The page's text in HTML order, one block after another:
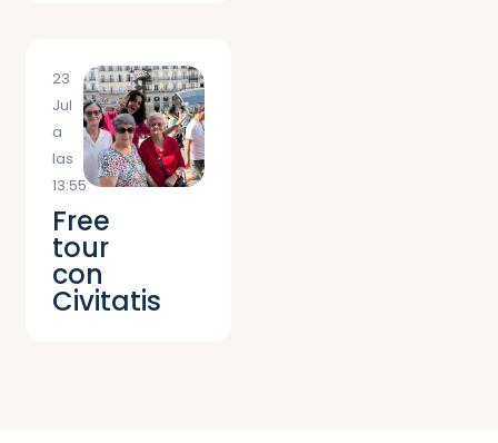
23
Jul
a
las
13:55
Free
tour
con
Civitatis